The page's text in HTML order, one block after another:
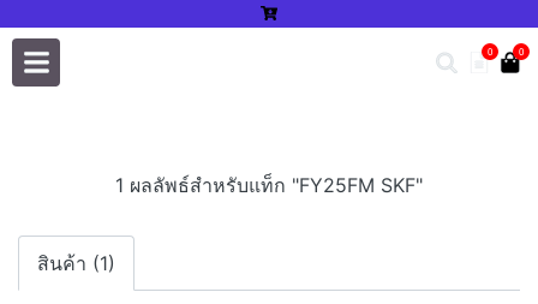
0 0
1 ผลลัพธ์สำหรับแท็ก "FY25FM SKF"
สินค้า (1)